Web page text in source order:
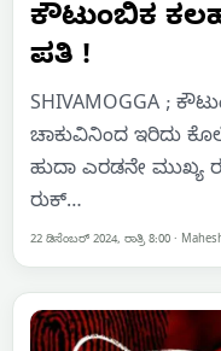
ಕೌಟುಂಬಿಕ ಕಲಹ
ಪತಿ !
SHIVAMOGGA ;
ಚಾಕುವಿನಿಂದ ಇರಿದು
ಹುದಾ ಎರಡನೇ ಮುಖ್ಯ
ರುಕ್…
22 ಡಿಸೆಂಬರ್ 2024, ರಾತ್ರಿ 8:00 ·